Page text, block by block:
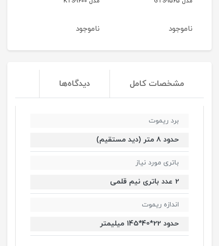
مشخصات کامل دیدگاه‌ها
برد ریموت
حدود 8 متر (دید مستقیم)
باتری مورد نیاز
2 عدد باتری نیم قلمی
اندازه ریموت
حدود 22*40*145 میلیمتر